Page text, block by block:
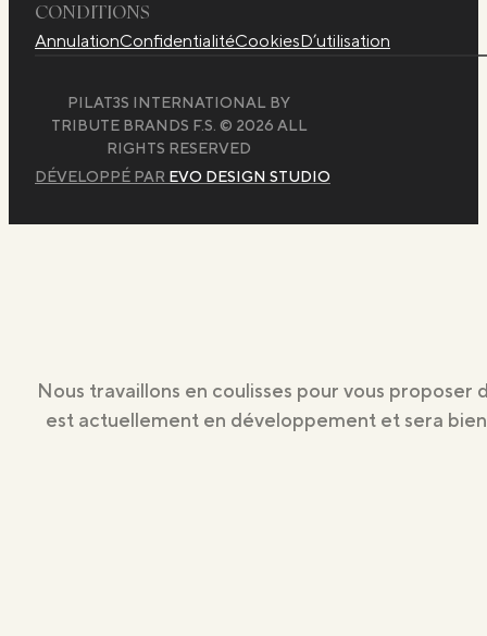
CONDITIONS
AnnulationConfidentialitéCookiesD’utilisation
PILAT3S INTERNATIONAL BY
TRIBUTE BRANDS F.S. © 2026 ALL
RIGHTS RESERVED
DÉVELOPPÉ PAR EVO DESIGN STUDIO
Nous travaillons en coulisses pour vous
est actuellement en développement et sera